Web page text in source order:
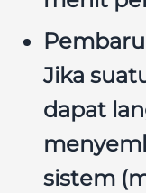
Jika
dapat
sistem